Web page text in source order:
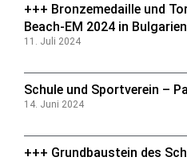
+++ Bronzemedaille und
Beach-EM 2024 in
11. Juli 2024
Schule und Sportverein –
14. Juni 2024
+++ Grundbaustein des